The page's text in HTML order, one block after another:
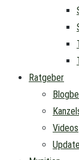
Ratgeber
Videos